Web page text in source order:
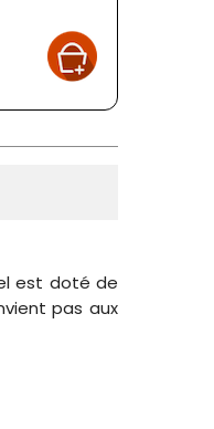
est doté de
pas aux